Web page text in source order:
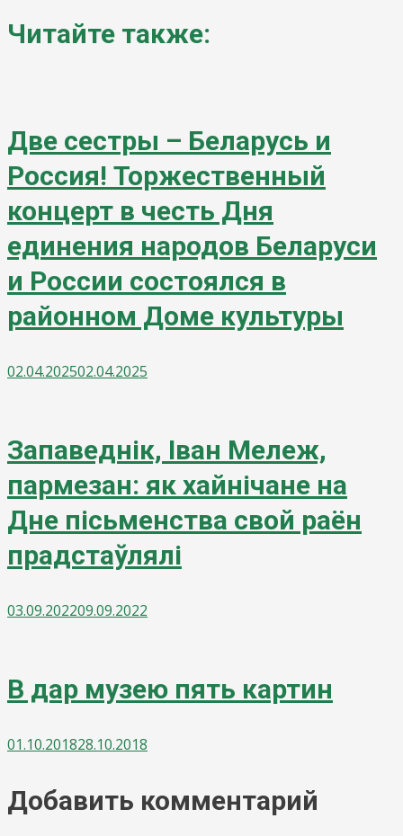
Читайте также:
Две сестры – Беларусь и
Россия! Торжественный
концерт в честь Дня
единения народов Беларуси
и России состоялся в
районном Доме культуры
02.04.202502.04.2025
Запаведнік, Іван Мележ,
пармезан: як хайнічане на
Дне пісьменства свой раён
прадстаўлялі
03.09.202209.09.2022
В дар музею пять картин
01.10.201828.10.2018
Добавить комментарий